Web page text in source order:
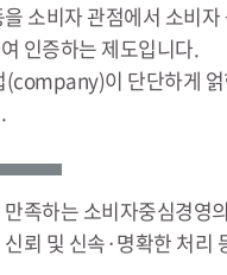
소비자 관점에서 소비
인증하는 제도입니다.
이 단단하게
족하는 소비자중심경영
뢰 및 신속·명확한 처리